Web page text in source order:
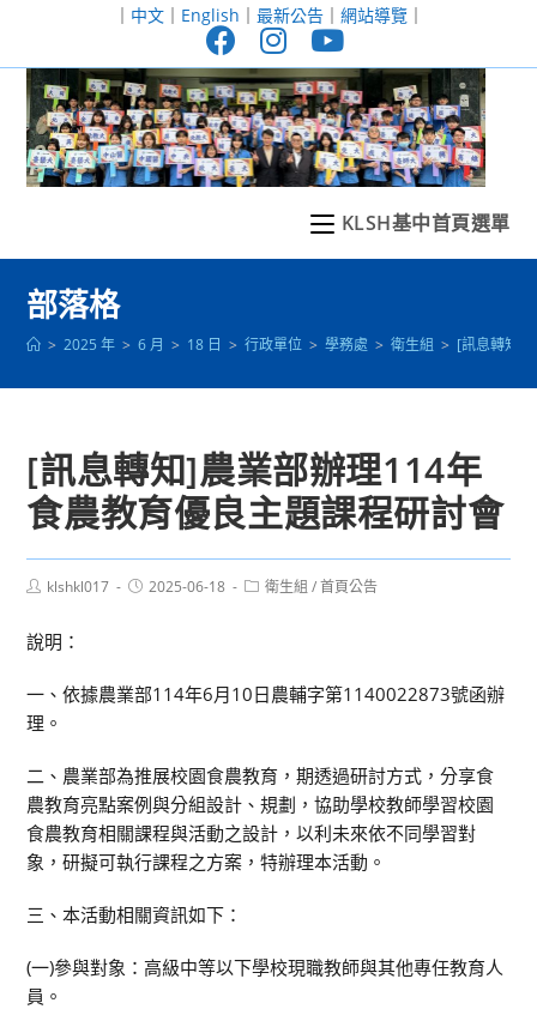
至
｜ 中文｜ English ｜ 最新公告｜ 網站導覽｜
KLSH基中首頁選單
部落格
> 2025 年 > 6 月 > 18 日 > 行政單位 > 學務處 > 衛生組 > [訊息轉知]
[訊息轉知]農業部辦理114年
食農教育優良主題課程研討會
Postklshkl017
Post2025-06-18
Post衛生組 / 首頁公告
說明：
一、依據農業部114年6月10日農輔字第1140022873號函辦
理。
二、農業部為推展校園食農教育，期透過研討方式，分享食
農教育亮點案例與分組設計、規劃，協助學校教師學習校園
食農教育相關課程與活動之設計，以利未來依不同學習對
象，研擬可執行課程之方案，特辦理本活動。
三、本活動相關資訊如下：
(一)參與對象：高級中等以下學校現職教師與其他專任教育人
員。